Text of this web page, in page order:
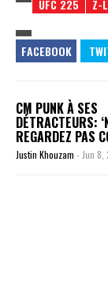
UFC 225 Z-
CM PUNK À SES
DÉTRACTEURS:
REGARDEZ PAS
Justin Khouzam - Jun 8,